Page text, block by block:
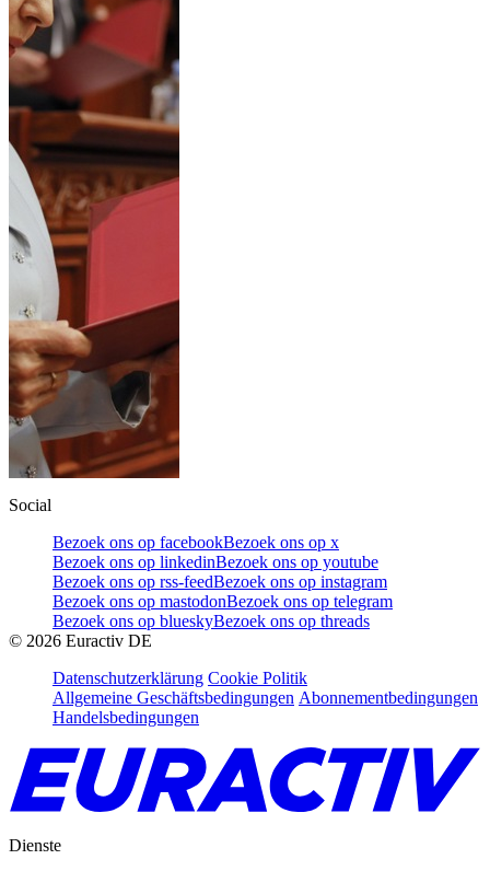
Social
Bezoek ons op facebookBezoek ons op x
Bezoek ons op linkedinBezoek ons op youtube
Bezoek ons op rss-feedBezoek ons op instagram
Bezoek ons op mastodonBezoek ons op telegram
Bezoek ons op blueskyBezoek ons op threads
© 2026 Euractiv DE
Datenschutzerklärung Cookie Politik
Allgemeine Geschäftsbedingungen Abonnementbedingungen
Handelsbedingungen
Dienste